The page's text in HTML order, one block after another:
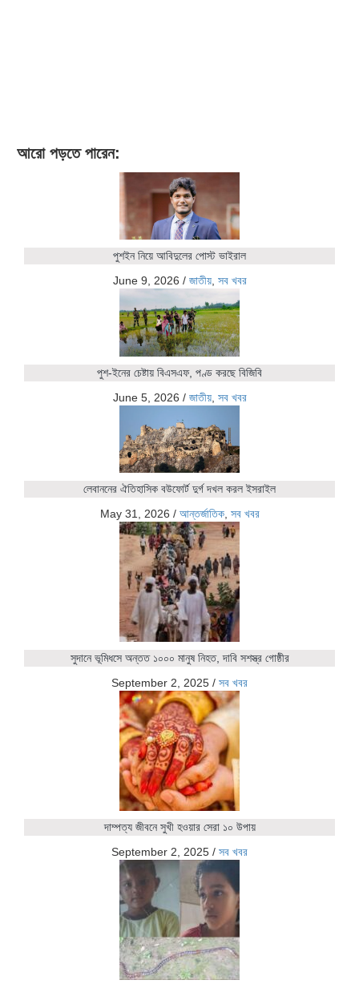
আরো পড়তে পারেন:
পুশইন নিয়ে আবিদুলের পোস্ট ভাইরাল
June 9, 2026 / জাতীয়, সব খবর
পুশ-ইনের চেষ্টায় বিএসএফ, পণ্ড করছে বিজিবি
June 5, 2026 / জাতীয়, সব খবর
লেবাননের ঐতিহাসিক বউফোর্ট দুর্গ দখল করল ইসরাইল
May 31, 2026 / আন্তর্জাতিক, সব খবর
সুদানে ভূমিধসে অন্তত ১০০০ মানুষ নিহত, দাবি সশস্ত্র গোষ্ঠীর
September 2, 2025 / সব খবর
দাম্পত্য জীবনে সুখী হওয়ার সেরা ১০ উপায়
September 2, 2025 / সব খবর